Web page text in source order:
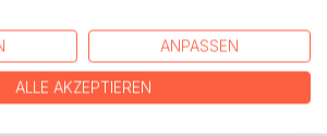
langer Zeit die
beschäftigt. Die Forscher wollten
warum die Veröffentlichung der
durch die Unternehmen geregelt
ANPASSEN
ALLE AKZEPTIEREN